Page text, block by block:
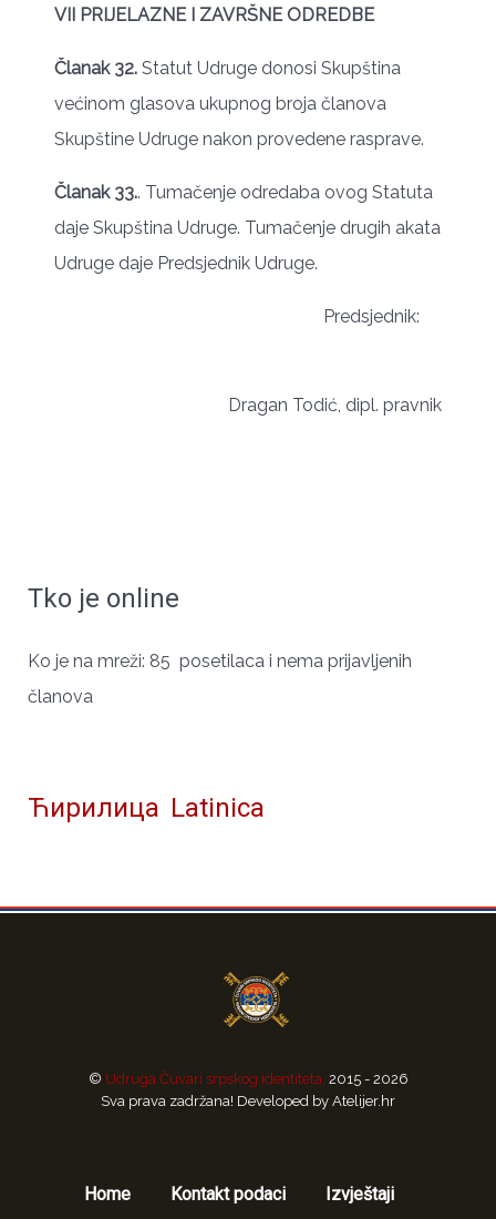
VII PRIJELAZNE I ZAVRŠNE ODREDBE
Članak 32. Statut Udruge donosi Skupština
većinom glasova ukupnog broja članova
Skupštine Udruge nakon provedene rasprave.
Članak 33.. Tumačenje odredaba ovog Statuta
daje Skupština Udruge. Tumačenje drugih akata
Udruge daje Predsjednik Udruge.
Predsjednik:
Dragan Todić, dipl. pravnik
Tko je online
Ko je na mreži: 85 posetilaca i nema prijavljenih
članova
Ћирилица Latinica
© Udruga Čuvari srpskog identiteta. 2015 - 2026
Sva prava zadržana! Developed by Atelijer.hr
Home Kontakt podaci Izvještaji